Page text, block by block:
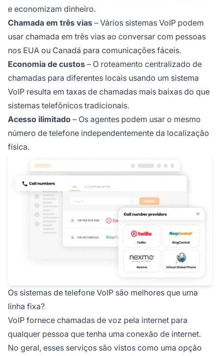
e economizam dinheiro.
Chamada em três vias – Vários sistemas VoIP podem
usar chamada em três vias ao conversar com pessoas
nos EUA ou Canadá para comunicações fáceis.
Economia de custos – O roteamento centralizado de
chamadas para diferentes locais usando um sistema
VoIP resulta em taxas de chamadas mais baixas do que
sistemas telefônicos tradicionais.
Acesso ilimitado – Os agentes podem usar o mesmo
número de telefone independentemente da localização
física.
Os sistemas de telefone VoIP são melhores que uma
linha fixa?
VoIP fornece chamadas de voz pela internet para
qualquer pessoa que tenha uma conexão de internet.
No geral, esses serviços são vistos como uma opção